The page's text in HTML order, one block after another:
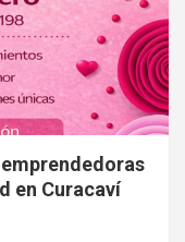
en Curacaví